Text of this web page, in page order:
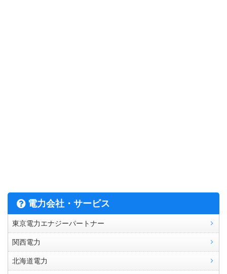
電力会社・サービス
東京電力エナジーパートナー
関西電力
北海道電力